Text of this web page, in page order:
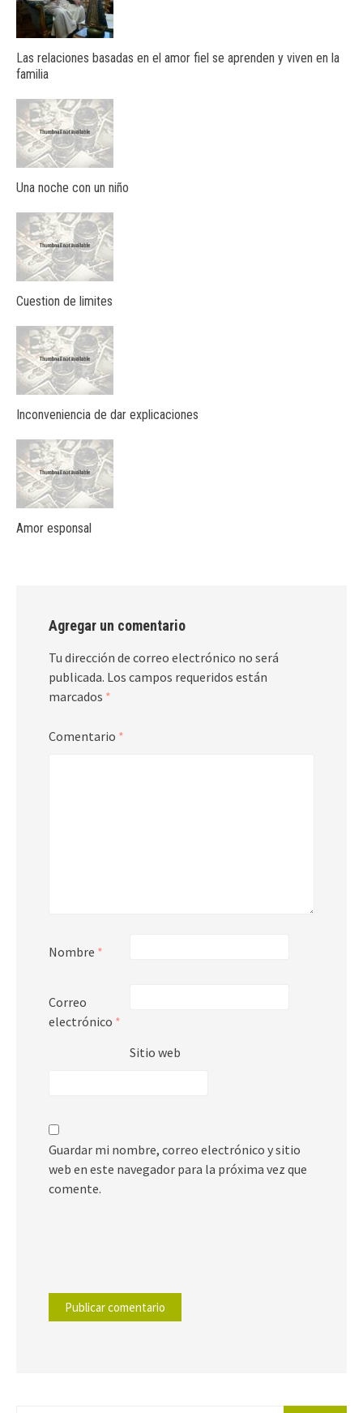
Las relaciones basadas en el amor fiel se aprenden y viven en la
familia
Una noche con un niño
Cuestion de limites
Inconveniencia de dar explicaciones
Amor esponsal
Agregar un comentario
Tu dirección de correo electrónico no será
publicada. Los campos requeridos están
marcados *
Comentario *
Nombre *
Correo
electrónico *
Sitio web
Guardar mi nombre, correo electrónico y sitio
web en este navegador para la próxima vez que
comente.